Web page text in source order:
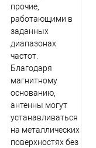
прочие,
работающими в
заданных
диапазонах
частот.
Благодаря
магнитному
основанию,
антенны могут
устанавливаться
на металлических
поверхностях без